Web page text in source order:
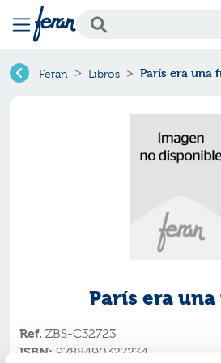
Feran Libros París era una
París era
Ref. ZBS-C32723
ISBN: 9788490327234